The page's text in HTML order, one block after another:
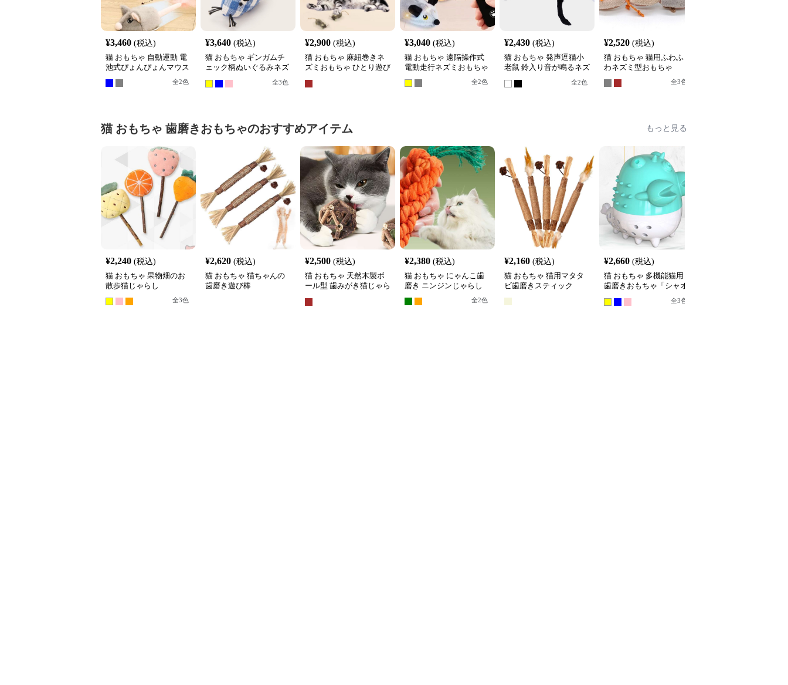
¥3,460 (税込)
猫 おもちゃ 自動運動 電
池式ぴょんぴょんマウス
全2色
¥3,640 (税込)
猫 おもちゃ ギンガムチ
ェック柄ぬいぐるみネズ
ミおもちゃ3個セット
全3色
¥2,900 (税込)
猫 おもちゃ 麻紐巻きネ
ズミおもちゃ ひとり遊び
¥3,040 (税込)
猫 おもちゃ 遠隔操作式
電動走行ネズミおもちゃ
全2色
¥2,430 (税込)
猫 おもちゃ 発声逗猫小
老鼠 鈴入り音が鳴るネズ
全2色
¥2,520 (税込)
猫 おもちゃ 猫用ふわふ
わネズミ型おもちゃ
全3色
猫 おもちゃ 歯磨きおもちゃのおすすめアイテム もっと見る
¥2,240 (税込)
猫 おもちゃ 果物畑のお
散歩猫じゃらし
全3色
¥2,620 (税込)
猫 おもちゃ 猫ちゃんの
歯磨き遊び棒
¥2,500 (税込)
猫 おもちゃ 天然木製ボ
ール型 歯みがき猫じゃら
¥2,380 (税込)
猫 おもちゃ にゃんこ歯
磨き ニンジンじゃらし
全2色
¥2,160 (税込)
猫 おもちゃ 猫用マタタ
ビ歯磨きスティック
¥2,660 (税込)
猫 おもちゃ 多機能猫用
歯磨きおもちゃ「シャオ
全3色